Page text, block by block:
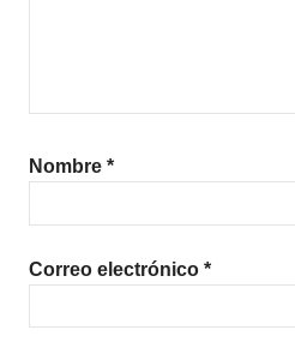
Nombre *
Correo electrónico *